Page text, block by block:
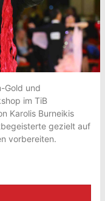
Gold und
im TiB
Karolis Burneikis
gezielt auf
vorbereiten.